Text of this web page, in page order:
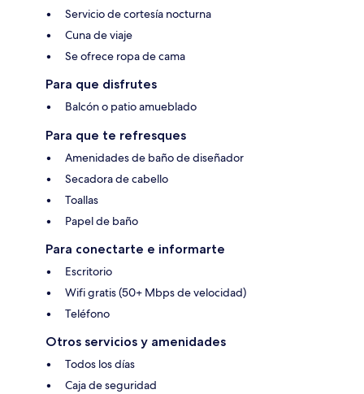
Servicio de cortesía nocturna
Cuna de viaje
Se ofrece ropa de cama
Para que disfrutes
Balcón o patio amueblado
Para que te refresques
Amenidades de baño de diseñador
Secadora de cabello
Toallas
Papel de baño
Para conectarte e informarte
Escritorio
Wifi gratis (50+ Mbps de velocidad)
Teléfono
Otros servicios y amenidades
Todos los días
Caja de seguridad